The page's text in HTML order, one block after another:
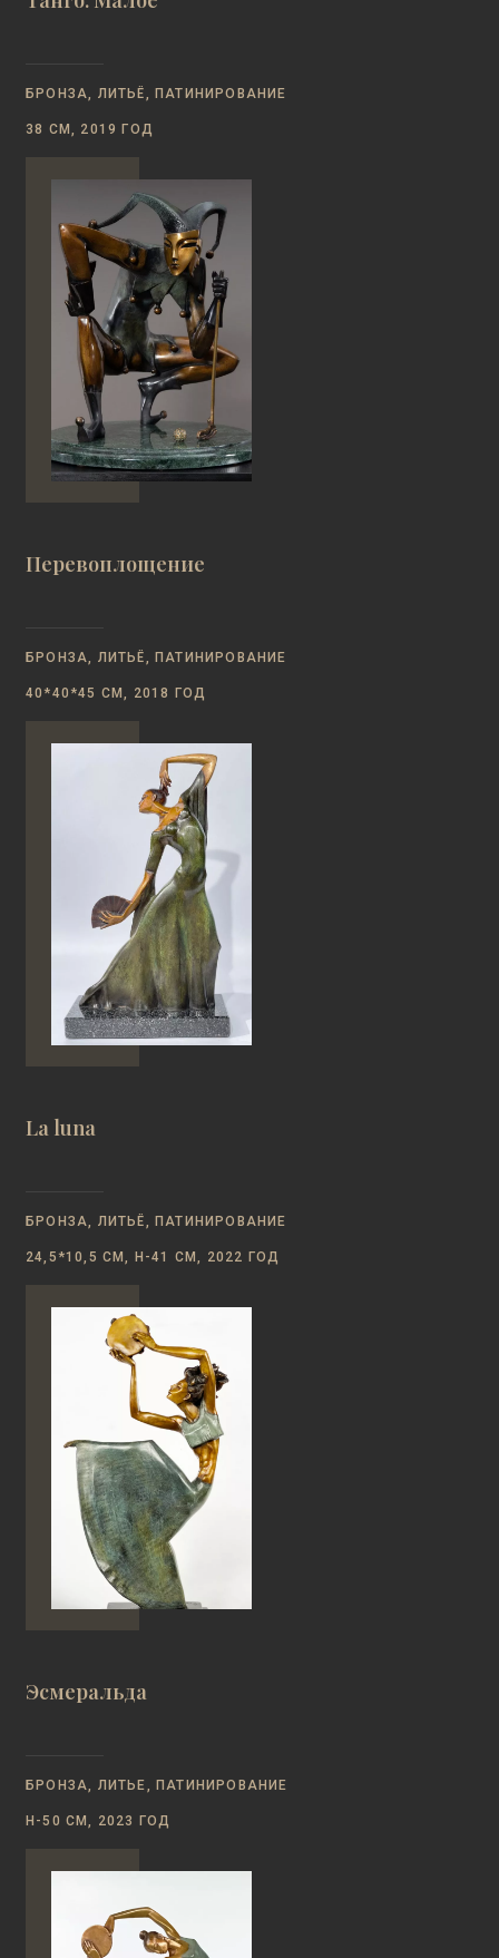
БРОНЗА, ЛИТЬЁ, ПАТИНИРОВАНИЕ
38 СМ, 2019 ГОД
Перевоплощение
БРОНЗА, ЛИТЬЁ, ПАТИНИРОВАНИЕ
40*40*45 СМ, 2018 ГОД
La luna
БРОНЗА, ЛИТЬЁ, ПАТИНИРОВАНИЕ
24,5*10,5 СМ, Н-41 СМ, 2022 ГОД
Эсмеральда
БРОНЗА, ЛИТЬЕ, ПАТИНИРОВАНИЕ
Н-50 СМ, 2023 ГОД